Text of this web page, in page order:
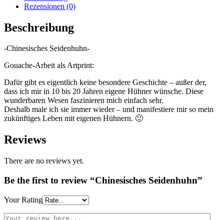
Rezensionen (0)
Beschreibung
-Chinesisches Seidenhuhn-
Gouache-Arbeit als Artprint:
Dafür gibt es eigentlich keine besondere Geschichte – außer der,
dass ich mir in 10 bis 20 Jahren eigene Hühner wünsche. Diese
wunderbaren Wesen faszinieren mich einfach sehr.
Deshalb male ich sie immer wieder – und manifestiere mir so mein
zukünftiges Leben mit eigenen Hühnern. 🙂
Reviews
There are no reviews yet.
Be the first to review “Chinesisches Seidenhuhn”
Your Rating